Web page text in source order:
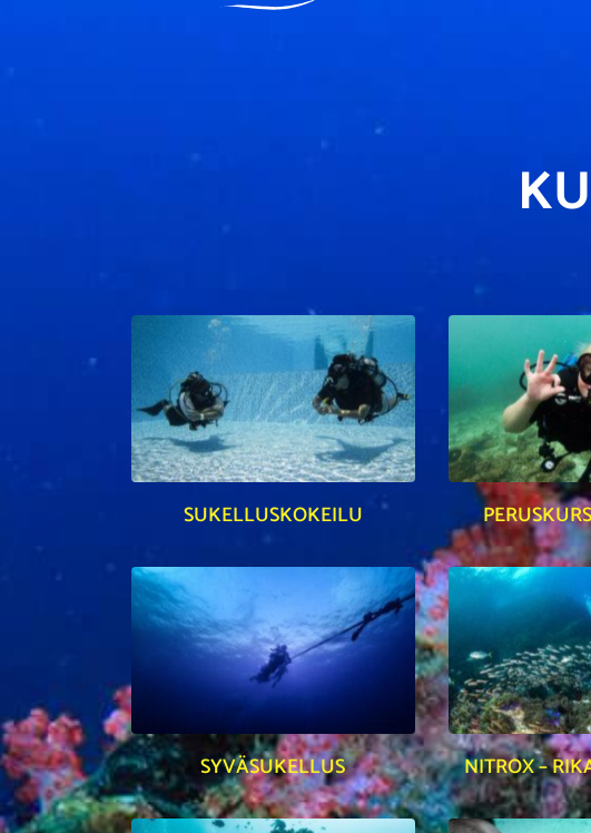
SUKELLUSKOKEILU
SYVÄSUKELLUS NITROX –